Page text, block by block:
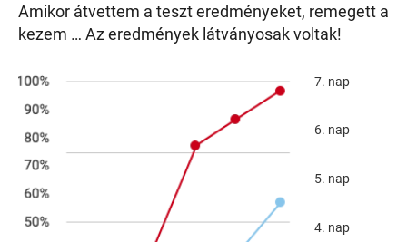
Amikor átvettem a teszt eredményeket, remegett a
kezem … Az eredmények látványosak voltak!
4. nap
5. nap
6. nap
7. nap